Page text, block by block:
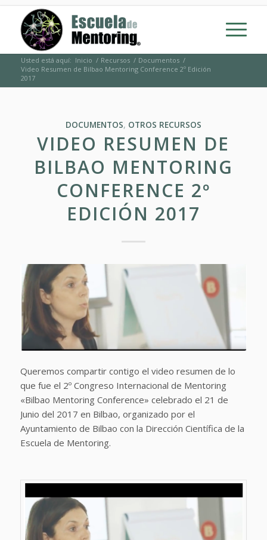
Usted está aquí: Inicio / Recursos / Documentos /
Video Resumen de Bilbao Mentoring Conference 2º Edición
2017
DOCUMENTOS, OTROS RECURSOS
VIDEO RESUMEN DE
BILBAO MENTORING
CONFERENCE 2º
EDICIÓN 2017
Queremos compartir contigo el video resumen de lo
que fue el 2º Congreso Internacional de Mentoring
«Bilbao Mentoring Conference» celebrado el 21 de
Junio del 2017 en Bilbao, organizado por el
Ayuntamiento de Bilbao con la Dirección Científica de la
Escuela de Mentoring.